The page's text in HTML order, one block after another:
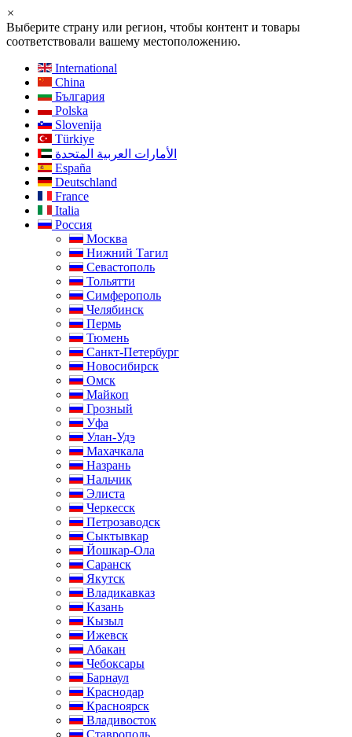
×
Выберите страну или регион, чтобы контент и товары
соответствовали вашему местоположению.
International
China
България
Polska
Slovenija
Türkiye
الأمارات العربية المتحدة
España
Deutschland
France
Italia
Россия
Москва
Нижний Тагил
Севастополь
Тольятти
Симферополь
Челябинск
Пермь
Тюмень
Санкт-Петербург
Новосибирск
Омск
Майкоп
Грозный
Уфа
Улан-Удэ
Махачкала
Назрань
Нальчик
Элиста
Черкесск
Петрозаводск
Сыктывкар
Йошкар-Ола
Саранск
Якутск
Владикавказ
Казань
Кызыл
Ижевск
Абакан
Чебоксары
Барнаул
Краснодар
Красноярск
Владивосток
Ставрополь